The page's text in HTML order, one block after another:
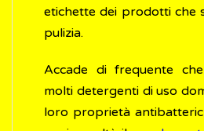
etichette dei prodotti che
pulizia.
Accade di frequente
molti detergenti di uso
loro proprietà